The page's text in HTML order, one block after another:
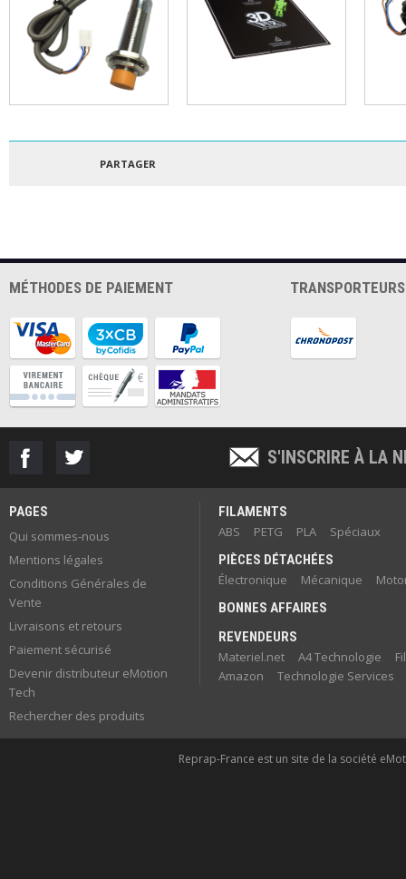
18mm
300x300mm
PARTAGER
MÉTHODES DE PAIEMENT TRANSPORTEURS
S'INSCRIRE À LA
PAGES
Qui sommes-nous
Mentions légales
Conditions Générales de
Vente
Livraisons et retours
Paiement sécurisé
Devenir distributeur eMotion
Tech
Rechercher des produits
FILAMENTS
ABS
PETG PLA
Spéciaux
PIÈCES DÉTACHÉES
Électronique
Mécanique
BONNES AFFAIRES
REVENDEURS
Materiel.net
A4 Technologie
Amazon
Technologie Services
Reprap-France est un site de la société